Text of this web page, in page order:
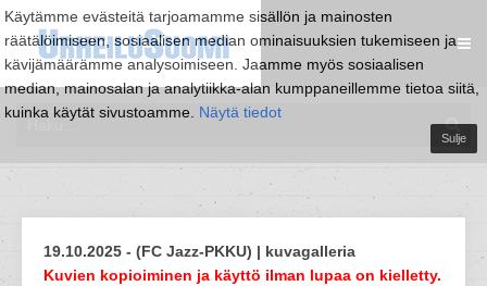
Käytämme evästeitä tarjoamamme sisällön ja mainosten
räätälöimiseen, sosiaalisen median ominaisuuksien tukemiseen ja
kävijämäärämme analysoimiseen. Jaamme myös sosiaalisen
median, mainosalan ja analytiikka-alan kumppaneillemme tietoa siitä,
kuinka käytät sivustoamme. Näytä tiedot
Sulje
19.10.2025 - (FC Jazz-PKKU) | kuvagalleria
Kuvien kopioiminen ja käyttö ilman lupaa on kielletty.